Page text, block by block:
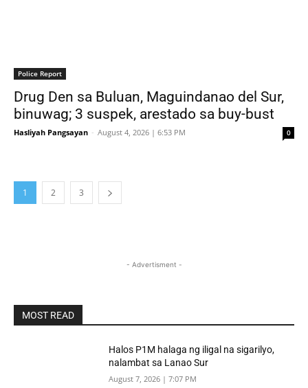
Police Report
Drug Den sa Buluan, Maguindanao del Sur,
binuwag; 3 suspek, arestado sa buy-bust
Hasliyah Pangsayan - August 4, 2026 | 6:53 PM 0
1 2 3
- Advertisment -
MOST READ
Halos P1M halaga ng iligal na sigarilyo,
nalambat sa Lanao Sur
August 7, 2026 | 7:07 PM